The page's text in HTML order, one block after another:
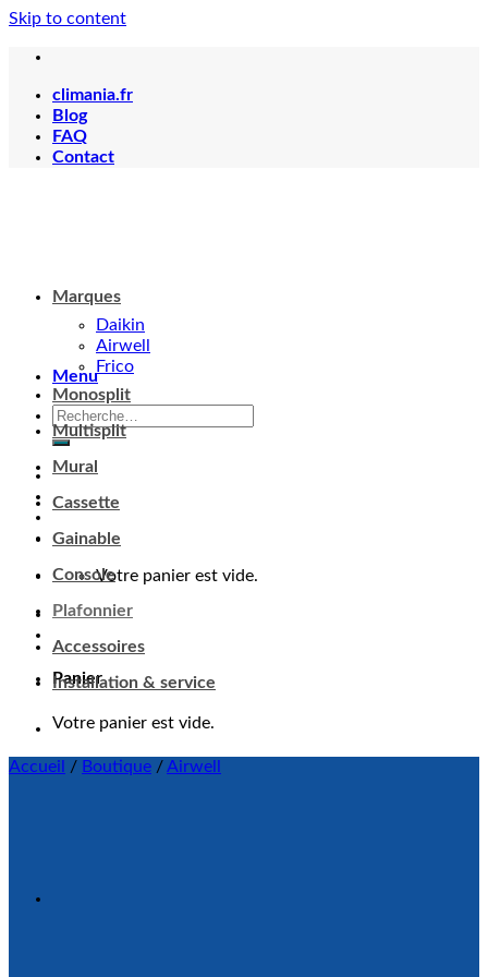
Skip to content
climania.fr
Blog
FAQ
Contact
Menu
Votre panier est vide.
Panier
Votre panier est vide.
Marques
Daikin
Airwell
Frico
Monosplit
Multisplit
Mural
Cassette
Gainable
Console
Plafonnier
Accessoires
Installation & service
Accueil / Boutique /Airwell